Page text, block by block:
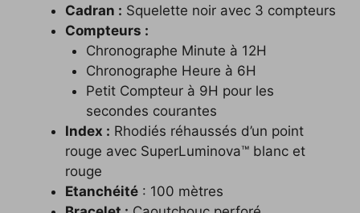
Cadran : Squelette noir avec 3 compteurs
Compteurs :
Chronographe Minute à 12H
Chronographe Heure à 6H
Petit Compteur à 9H pour les
secondes courantes
Index : Rhodiés réhaussés d’un point
rouge avec SuperLuminova™ blanc et
rouge
Etanchéité : 100 mètres